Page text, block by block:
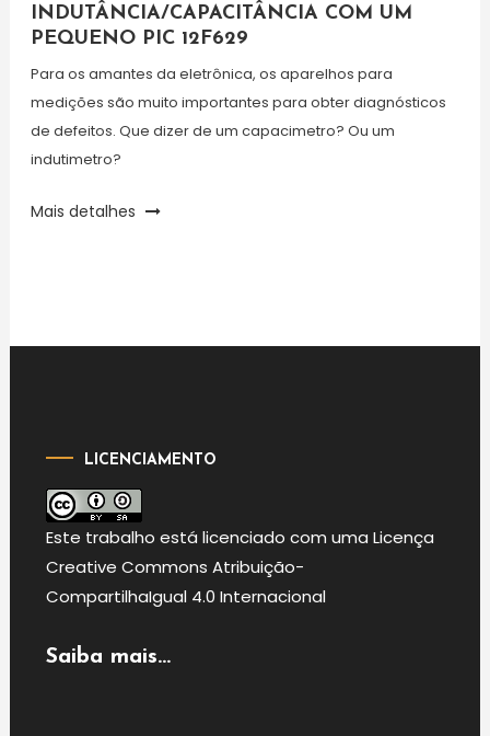
INDUTÂNCIA/CAPACITÂNCIA COM UM
PEQUENO PIC 12F629
Para os amantes da eletrônica, os aparelhos para
medições são muito importantes para obter diagnósticos
de defeitos. Que dizer de um capacimetro? Ou um
indutimetro?
Mais detalhes
LICENCIAMENTO
Este trabalho está licenciado com uma Licença
Creative Commons Atribuição-
CompartilhaIgual 4.0 Internacional
Saiba mais...